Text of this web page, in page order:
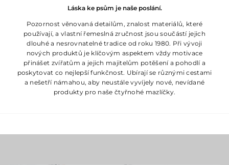
Láska ke psům je naše poslání.
Pozornost věnovaná detailům, znalost materiálů, které
používají, a vlastní řemeslná zručnost jsou součástí jejich
dlouhé a nesrovnatelné tradice od roku 1980. Při vývoji
nových produktů je klíčovým aspektem vždy motivace
přinášet zvířatům a jejich majitelům potěšení a pohodlí a
poskytovat co nejlepší funkčnost. Ubírají se různými cestami
a nešetří námahou, aby neustále vyvíjely nové, nevídané
produkty pro naše čtyřnohé mazlíčky.